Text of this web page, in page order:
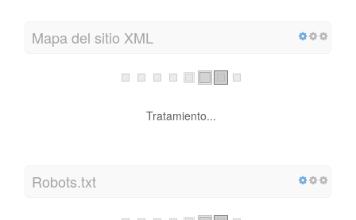
Mapa del sitio XML
Tratamiento...
Robots.txt